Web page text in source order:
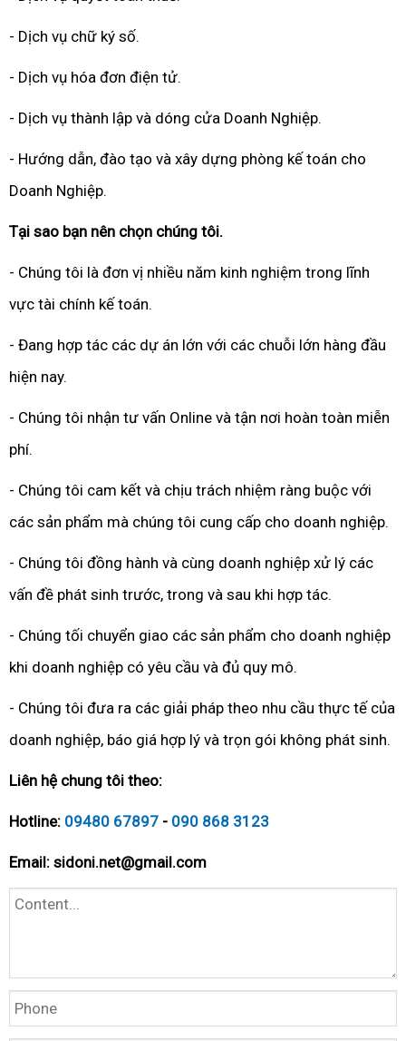
- Dịch vụ chữ ký số.
- Dịch vụ hóa đơn điện tử.
- Dịch vụ thành lập và dóng cửa Doanh Nghiệp.
- Hướng dẫn, đào tạo và xây dựng phòng kế toán cho
Doanh Nghiệp.
Tại sao bạn nên chọn chúng tôi.
- Chúng tôi là đơn vị nhiều năm kinh nghiệm trong lĩnh
vực tài chính kế toán.
- Đang hợp tác các dự án lớn với các chuỗi lớn hàng đầu
hiện nay.
- Chúng tôi nhận tư vấn Online và tận nơi hoàn toàn miễn
phí.
- Chúng tôi cam kết và chịu trách nhiệm ràng buộc với
các sản phẩm mà chúng tôi cung cấp cho doanh nghiệp.
- Chúng tôi đồng hành và cùng doanh nghiệp xử lý các
vấn đề phát sinh trước, trong và sau khi hợp tác.
- Chúng tối chuyển giao các sản phẩm cho doanh nghiệp
khi doanh nghiệp có yêu cầu và đủ quy mô.
- Chúng tôi đưa ra các giải pháp theo nhu cầu thực tế của
doanh nghiệp, báo giá hợp lý và trọn gói không phát sinh.
Liên hệ chung tôi theo:
Hotline: 09480 67897 - 090 868 3123
Email: sidoni.net@gmail.com